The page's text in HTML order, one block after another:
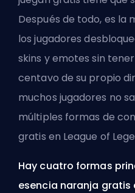
Después de todo, es la
los jugadores
skins y emotes sin
centavo de su propio
muchos jugadores no
múltiples formas de
gratis en League of
Hay cuatro formas
esencia naranja gratis